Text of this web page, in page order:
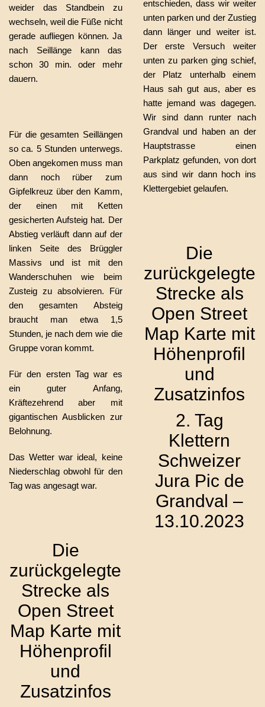
weider das Standbein zu
wechseln, weil die Füße nicht
gerade aufliegen können. Ja
nach Seillänge kann das
schon 30 min. oder mehr
dauern.
Für die gesamten Seillängen
so ca. 5 Stunden unterwegs.
Oben angekomen muss man
dann noch rüber zum
Gipfelkreuz über den Kamm,
der einen mit Ketten
gesicherten Aufsteig hat. Der
Abstieg verläuft dann auf der
linken Seite des Brüggler
Massivs und ist mit den
Wanderschuhen wie beim
Zusteig zu absolvieren. Für
den gesamten Absteig
braucht man etwa 1,5
Stunden, je nach dem wie die
Gruppe voran kommt.
Für den ersten Tag war es
ein guter Anfang,
Kräftezehrend aber mit
gigantischen Ausblicken zur
Belohnung.
Das Wetter war ideal, keine
Niederschlag obwohl für den
Tag was angesagt war.
Die
zurückgelegte
Strecke als
Open Street
Map Karte mit
Höhenprofil
und
Zusatzinfos
entschieden, dass wir weiter
unten parken und der Zustieg
dann länger und weiter ist.
Der erste Versuch weiter
unten zu parken ging schief,
der Platz unterhalb einem
Haus sah gut aus, aber es
hatte jemand was dagegen.
Wir sind dann runter nach
Grandval und haben an der
Hauptstrasse einen
Parkplatz gefunden, von dort
aus sind wir dann hoch ins
Klettergebiet gelaufen.
Die
zurückgelegte
Strecke als
Open Street
Map Karte mit
Höhenprofil
und
Zusatzinfos
2. Tag
Klettern
Schweizer
Jura Pic de
Grandval –
13.10.2023